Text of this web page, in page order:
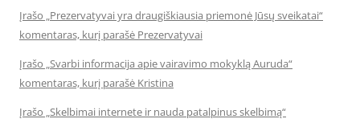
Įrašo „Prezervatyvai yra draugiškiausia priemonė Jūsų sveikatai“
komentaras, kurį parašė Prezervatyvai
Įrašo „Svarbi informacija apie vairavimo mokyklą Auruda“
komentaras, kurį parašė Kristina
Įrašo „Skelbimai internete ir nauda patalpinus skelbimą“